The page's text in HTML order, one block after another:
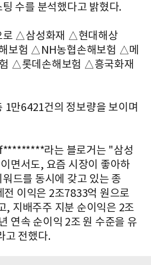
수를 분석했다고 밝혔다.
로 △삼성화재 △현대해상
보험 △NH농협손해보험 △메
△롯데손해보험 △흥국화재
1만6421건의 정보량을 보이며
라는 블로거는 "삼성
면서도, 요즘 시장이 좋아하
드를 동시에 갖고 있는 종
이익은 2조7833억 원으로
, 지배주주 지분 순이익은 2조
연속 순이익 2조 원 수준을 유
고 전했다.